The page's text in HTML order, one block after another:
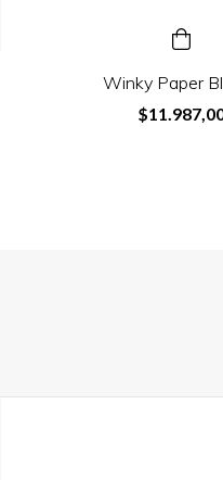
Winky Paper